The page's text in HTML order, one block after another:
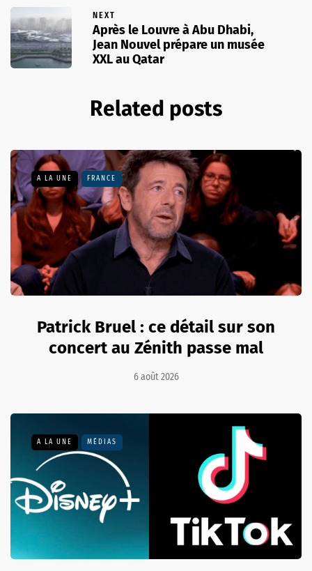
NEXT
Après le Louvre à Abu Dhabi,
Jean Nouvel prépare un musée
XXL au Qatar
Related posts
A LA UNE FRANCE
Patrick Bruel : ce détail sur son
concert au Zénith passe mal
6 août 2026
A LA UNE MÉDIAS